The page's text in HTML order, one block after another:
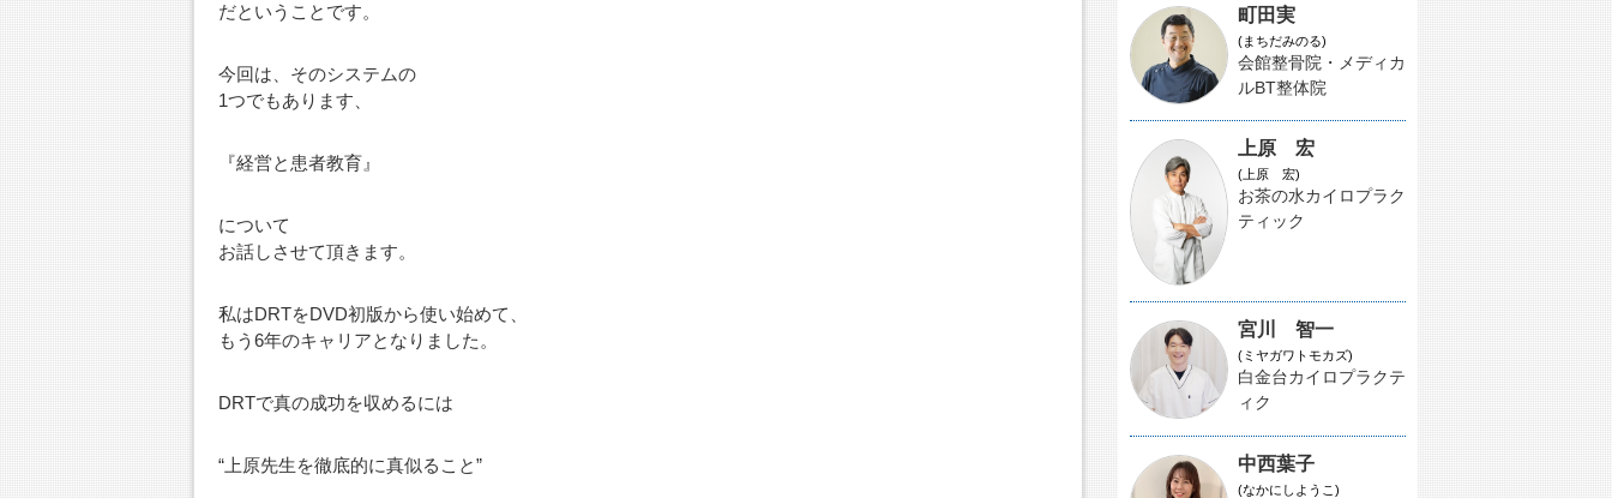
だということです。
今回は、そのシステムの
1つでもあります、
『経営と患者教育』
について
お話しさせて頂きます。
私はDRTをDVD初版から使い始めて、
もう6年のキャリアとなりました。
DRTで真の成功を収めるには
“上原先生を徹底的に真似ること”
町田実
(まちだみのる)
会館整骨院・メディカ
ルBT整体院
上原 宏
(上原 宏)
お茶の水カイロプラク
ティック
宮川 智一
(ミヤガワトモカズ)
白金台カイロプラクテ
ィク
中西葉子
(なかにしようこ)